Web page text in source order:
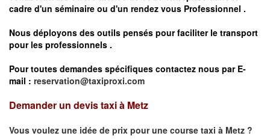
cadre d'un séminaire ou d'un rendez vous Professionnel .
Nous déployons des outils pensés pour faciliter le transport
pour les professionnels .
Pour toutes demandes spécifiques contactez nous par E-
mail : reservation@taxiproxi.com
Demander un devis taxi à Metz
Vous voulez une idée de prix pour une course taxi à Metz ?